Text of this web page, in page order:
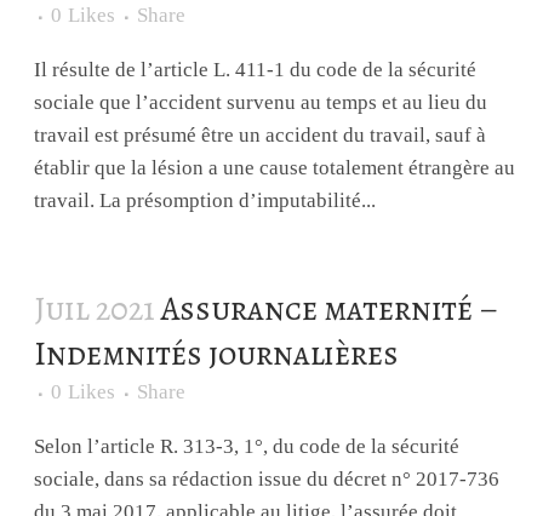
0 Likes Share
Il résulte de l’article L. 411-1 du code de la sécurité
sociale que l’accident survenu au temps et au lieu du
travail est présumé être un accident du travail, sauf à
établir que la lésion a une cause totalement étrangère au
travail. La présomption d’imputabilité...
Juil 2021Assurance maternité –
Indemnités journalières
0 Likes Share
Selon l’article R. 313-3, 1°, du code de la sécurité
sociale, dans sa rédaction issue du décret n° 2017-736